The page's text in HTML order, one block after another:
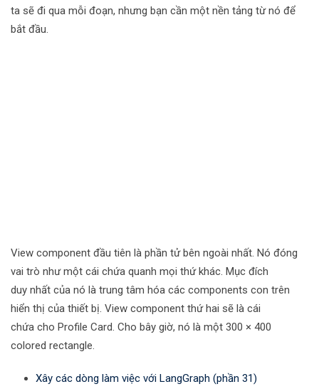
ta sẽ đi qua mỗi đoạn, nhưng bạn cần một nền tảng từ nó để
bắt đầu.
View component đầu tiên là phần tử bên ngoài nhất. Nó đóng
vai trò như một cái chứa quanh mọi thứ khác. Mục đích
duy nhất của nó là trung tâm hóa các components con trên
hiển thị của thiết bị. View component thứ hai sẽ là cái
chứa cho Profile Card. Cho bây giờ, nó là một 300 × 400
colored rectangle.
Xây các dòng làm việc với LangGraph (phần 31)